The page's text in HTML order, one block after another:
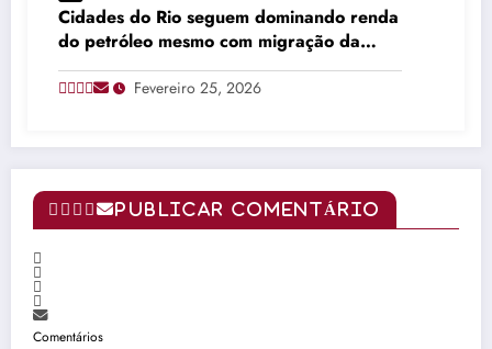
Cidades do Rio seguem dominando renda
do petróleo mesmo com migração da
produção
Fevereiro 25, 2026
PUBLICAR COMENTÁRIO
Comentários